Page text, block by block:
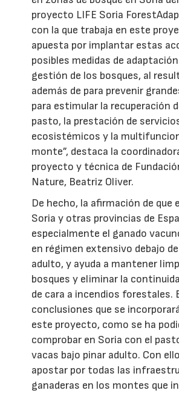
proyecto LIFE Soria
con la que trabaja en este
apuesta por implantar estas
posibles medidas de
gestión de los bosques, al
además de para prevenir
para estimular la recuperación
pasto, la prestación de
ecosistémicos y la
monte”, destaca la
proyecto y técnica de
Nature, Beatriz Oliver.
De hecho, la afirmación de que
Soria y otras provincias de
especialmente el ganado
en régimen extensivo debajo
adulto, y ayuda a mantener
bosques y eliminar la
de cara a incendios forestales.
conclusiones que se
este proyecto, como se ha
comprobar en Soria con el
vacas bajo pinar adulto. Con
apostar por todas las
ganaderas en los montes que